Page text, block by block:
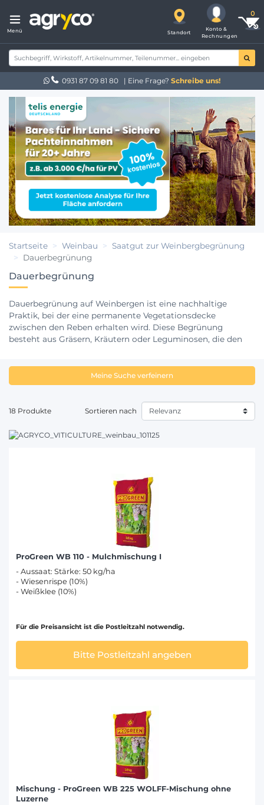
Menü Standort
Konto &
Rechnungen
0931 87 09 81 80 | Eine Frage? Schreibe uns!
Startseite Weinbau
Saatgut zur Weinbergbegrünung
Dauerbegrünung
Dauerbegrünung
Dauerbegrünung auf Weinbergen ist eine nachhaltige
Praktik, bei der eine permanente Vegetationsdecke
zwischen den Reben erhalten wird. Diese Begrünung
besteht aus Gräsern, Kräutern oder Leguminosen, die den
Unkrautunterdrückung bei und fördert das Bodenleben
sowie die Artenvielfalt im Weinberg. Die dauerhafte
Bodens und kann positive Auswirkungen auf das Mikroklima
Meine Suche verfeinern
18 Produkte Sortieren nach
ProGreen WB 110 - Mulchmischung I
- Aussaat: Stärke: 50 kg/ha
- Wiesenrispe (10%)
- Weißklee (10%)
Für die Preisansicht ist die Postleitzahl notwendig.
Bitte Postleitzahl angeben
Mischung - ProGreen WB 225 WOLFF-Mischung ohne
Luzerne